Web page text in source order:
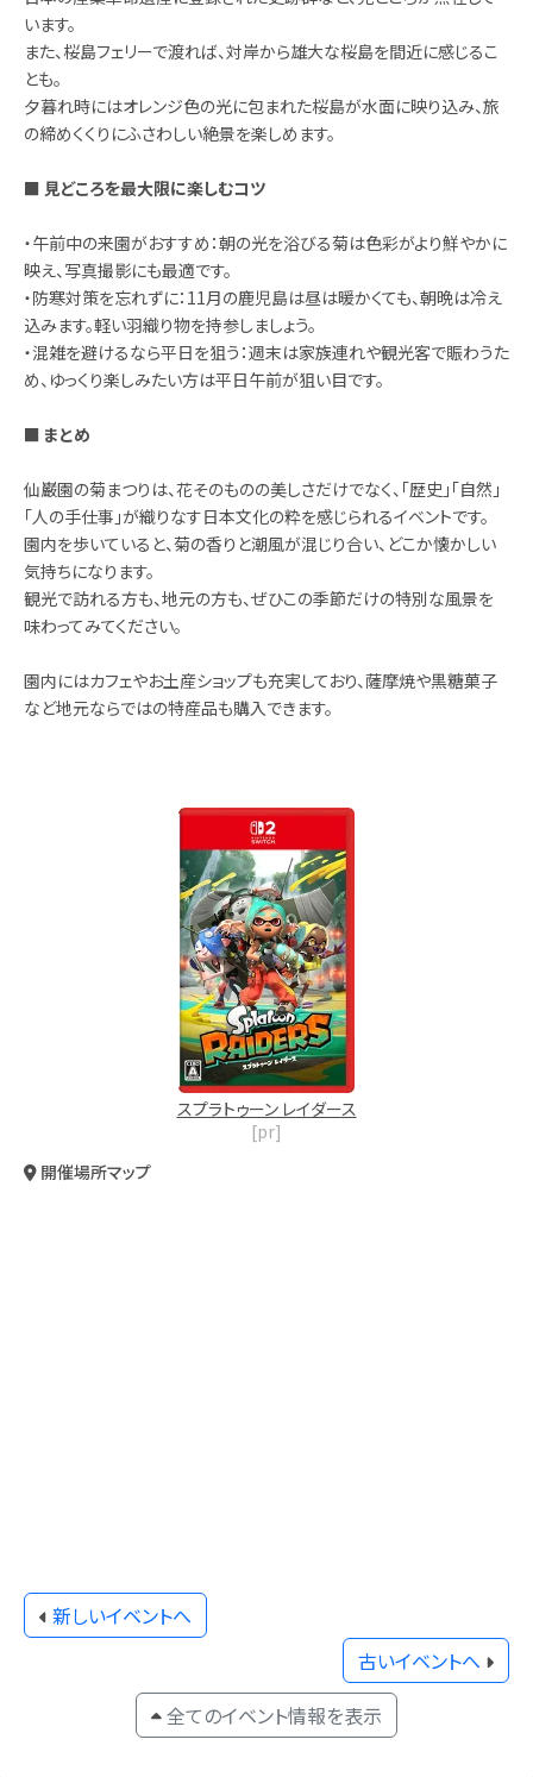
います。
また、桜島フェリーで渡れば、対岸から雄大な桜島を間近に感じるこ
とも。
夕暮れ時にはオレンジ色の光に包まれた桜島が水面に映り込み、旅
の締めくくりにふさわしい絶景を楽しめます。
■ 見どころを最大限に楽しむコツ
・午前中の来園がおすすめ：朝の光を浴びる菊は色彩がより鮮やかに
映え、写真撮影にも最適です。
・防寒対策を忘れずに：11月の鹿児島は昼は暖かくても、朝晩は冷え
込みます。軽い羽織り物を持参しましょう。
・混雑を避けるなら平日を狙う：週末は家族連れや観光客で賑わうた
め、ゆっくり楽しみたい方は平日午前が狙い目です。
■ まとめ
仙巌園の菊まつりは、花そのものの美しさだけでなく、「歴史」「自然」
「人の手仕事」が織りなす日本文化の粋を感じられるイベントです。
園内を歩いていると、菊の香りと潮風が混じり合い、どこか懐かしい
気持ちになります。
観光で訪れる方も、地元の方も、ぜひこの季節だけの特別な風景を
味わってみてください。
園内にはカフェやお土産ショップも充実しており、薩摩焼や黒糖菓子
など地元ならではの特産品も購入できます。
スプラトゥーン レイダース
[pr]
開催場所マップ
新しいイベントへ
古いイベントへ
全てのイベント情報を表示